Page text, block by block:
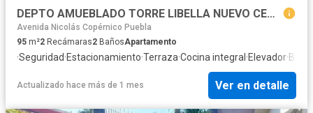
DEPTO AMUEBLADO TORRE LIBELLA NUEVO CENTRO HITORICO RENTA $14,000. CON TODO INCLUIDO
Avenida Nicolás Copérnico Puebla
95 m²2 Recámaras2 BañosApartamento
·Seguridad·Estacionamiento·Terraza·Cocina integral·Elevador·
Actualizado hace más de 1 mes Ver en detalle